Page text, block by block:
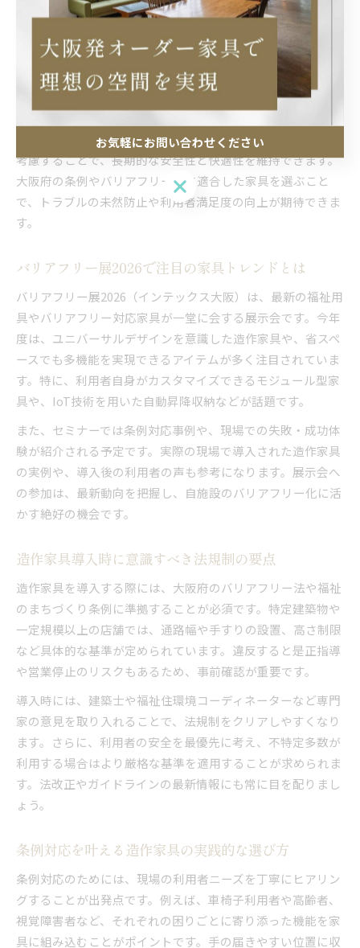
条例遵守にあたっては、造作家具の選定が非常に重要です。
まず、利用者の年齢や身体状況に合わせて高さや奥行きを調
整できる設計を選ぶことが基本となります。特に、手すりや
収納棚などは、握りやすさや出し入れのしやすさを重視しま
しょう。
せません。素材選びにおいては、耐久性やメンテナンス性も
考慮することで、長期的な安全性と快適性を維持できます。
大阪府の条例やバリアフリー法に適合した家具を選ぶこと
で、トラブルの未然防止や利用者満足度の向上が期待できま
す。
バリアフリー展2026で注目の家具トレンドとは
バリアフリー展2026（インテックス大阪）は、最新の福祉用
具やバリアフリー対応家具が一堂に会する展示会です。今年
度は、ユニバーサルデザインを意識した造作家具や、省スペ
ースでも多機能を実現できるアイテムが多く注目されていま
す。特に、利用者自身がカスタマイズできるモジュール型家
具や、IoT技術を用いた自動昇降収納などが話題です。
また、セミナーでは条例対応事例や、現場での失敗・成功体
験が紹介される予定です。実際の現場で導入された造作家具
の実例や、導入後の利用者の声も参考になります。展示会へ
の参加は、最新動向を把握し、自施設のバリアフリー化に活
かす絶好の機会です。
造作家具導入時に意識すべき法規制の要点
造作家具を導入する際には、大阪府のバリアフリー法や福祉
のまちづくり条例に準拠することが必須です。特定建築物や
一定規模以上の店舗では、通路幅や手すりの設置、高さ制限
など具体的な基準が定められています。違反すると是正指導
や営業停止のリスクもあるため、事前確認が重要です。
導入時には、建築士や福祉住環境コーディネーターなど専門
家の意見を取り入れることで、法規制をクリアしやすくなり
ます。さらに、利用者の安全を最優先に考え、不特定多数が
利用する場合はより厳格な基準を適用することが求められま
す。法改正やガイドラインの最新情報にも常に目を配りまし
ょう。
条例対応を叶える造作家具の実践的な選び方
条例対応のためには、現場の利用者ニーズを丁寧にヒアリン
グすることが出発点です。例えば、車椅子利用者や高齢者、
視覚障害者など、それぞれの困りごとに寄り添った機能を家
具に組み込むことがポイントです。手の届きやすい位置に収
お気軽にお問い合わせください
お気軽にお問い合わせください